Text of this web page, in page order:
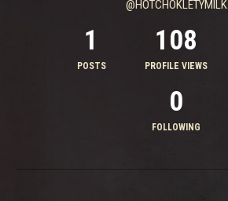
@HOTCHOKLETYMILK
1
POSTS
108
PROFILE VIEWS
0
FOLLOWING